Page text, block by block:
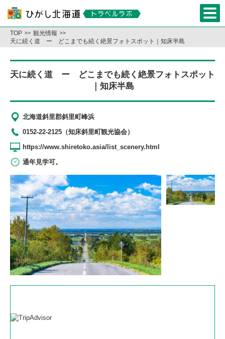
TOP
観光情報
天に続く道 ー どこまでも続く絶景フォトスポット｜知床半島
天に続く道 ー どこまでも続く絶景フォトスポット
｜知床半島
北海道斜里郡斜里町峰浜
0152-22-2125（知床斜里町観光協会）
https://www.shiretoko.asia/list_scenery.html
通年見学可。